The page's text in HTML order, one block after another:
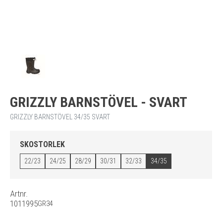
GRIZZLY BARNSTÖVEL - SVART
GRIZZLY BARNSTÖVEL 34/35 SVART
SKOSTORLEK
22/23 24/25 28/29 30/31 32/33 34/35
Artnr.
1011995GR34